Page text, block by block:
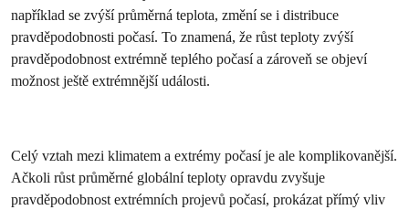
například se zvýší průměrná teplota, změní se i distribuce
pravděpodobnosti počasí. To znamená, že růst teploty zvýší
pravděpodobnost extrémně teplého počasí a zároveň se objeví
možnost ještě extrémnější události.
Celý vztah mezi klimatem a extrémy počasí je ale komplikovanější.
Ačkoli růst průměrné globální teploty opravdu zvyšuje
pravděpodobnost extrémních projevů počasí, prokázat přímý vliv